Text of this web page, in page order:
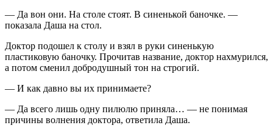
— Да вон они. На столе стоят. В синенькой баночке. —
показала Даша на стол.
Доктор подошел к столу и взял в руки синенькую
пластиковую баночку. Прочитав название, доктор нахмурился,
а потом сменил добродушный тон на строгий.
— И как давно вы их принимаете?
— Да всего лишь одну пилюлю приняла… — не понимая
причины волнения доктора, ответила Даша.